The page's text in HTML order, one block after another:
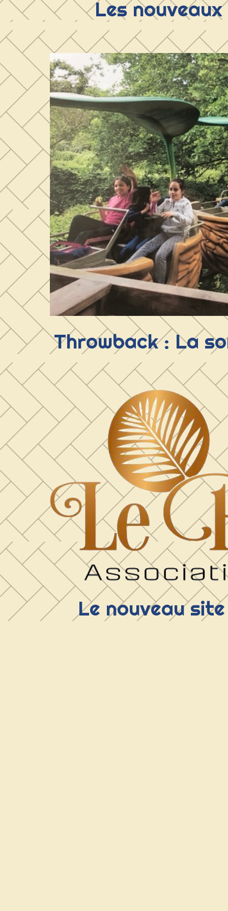
Les
Throwback : La
Le nouveau